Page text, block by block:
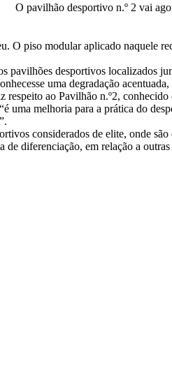
O pavilhão desportivo n.º 2 vai
O piso modular aplicado naquele
pavilhões desportivos localizados
uma degradação
respeito ao Pavilhão n.º2,
uma melhoria para a prática do
considerados de elite, onde são
diferenciação, em relação a